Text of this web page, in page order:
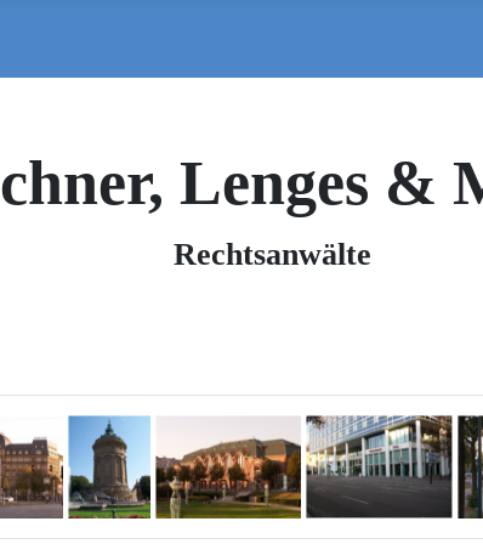
Lenges &
Rechtsanwälte